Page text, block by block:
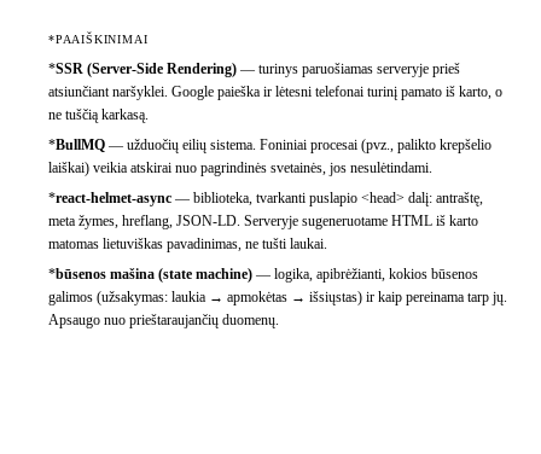
*PAAIŠKINIMAI
*SSR (Server-Side Rendering)— turinys paruošiamas serveryje prieš
atsiunčiant naršyklei. Google paieška ir lėtesni telefonai turinį pamato iš karto, o
ne tuščią karkasą.
*BullMQ— užduočių eilių sistema. Foniniai procesai (pvz., palikto krepšelio
laiškai) veikia atskirai nuo pagrindinės svetainės, jos nesulėtindami.
*react-helmet-async— biblioteka, tvarkanti puslapio <head> dalį: antraštę,
meta žymes, hreflang, JSON-LD. Serveryje sugeneruotame HTML iš karto
matomas lietuviškas pavadinimas, ne tušti laukai.
*būsenos mašina (state machine)— logika, apibrėžianti, kokios būsenos
galimos (užsakymas: laukia → apmokėtas → išsiųstas) ir kaip pereinama tarp jų.
Apsaugo nuo prieštaraujančių duomenų.